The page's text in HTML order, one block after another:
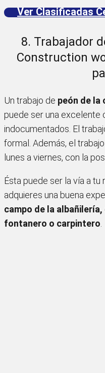
Ver Clasificadas
8. Trabajador
Construction
Un trabajo de peón de la
puede ser una excelente
indocumentados. El
formal. Además, el
lunes a viernes, con la
Ésta puede ser la vía a tu
adquieres una buena
campo de la
fontanero o carpintero.